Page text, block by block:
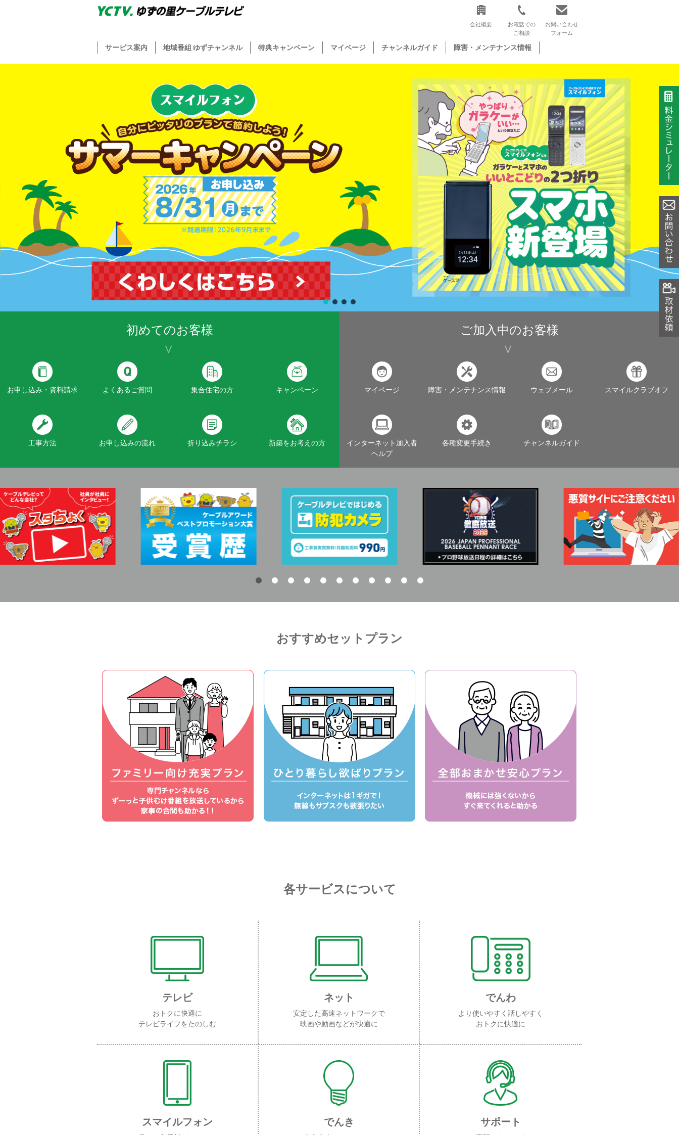
会社概要
お電話での
ご相談
お問い合わせ
フォーム
サービス案内 地域番組 ゆずチャンネル 特典キャンペーン マイページ チャンネルガイド 障害・メンテナンス情報
初めてのお客様
お申し込み・資料請求 よくあるご質問 集合住宅の方 キャンペーン
工事方法 お申し込みの流れ 折り込みチラシ 新築をお考えの方
ご加入中のお客様
マイページ 障害・メンテナンス情報 ウェブメール スマイルクラブオフ
インターネット加入者
ヘルプ
各種変更手続き チャンネルガイド
おすすめセットプラン
各サービスについて
テレビ
おトクに快適に
テレビライフをたのしむ
ネット
安定した高速ネットワークで
映画や動画などが快適に
でんわ
より使いやすく話しやすく
おトクに快適に
スマイルフォン でんき サポート